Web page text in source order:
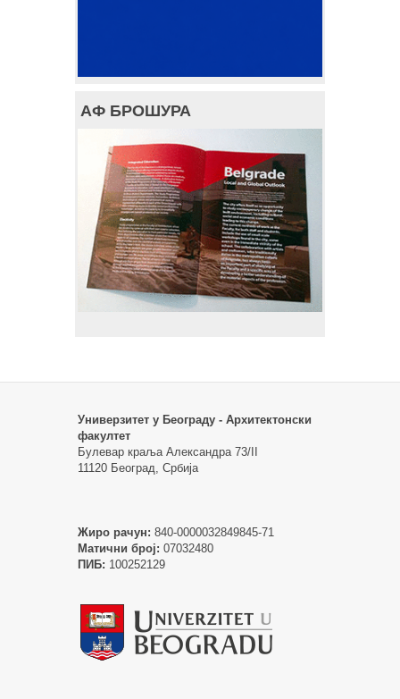
АФ БРОШУРА
Универзитет у Београду - Архитектонски
факултет
Булевар краља Александра 73/II
11120 Београд, Србија
Жиро рачун: 840-0000032849845-71
Матични број: 07032480
ПИБ: 100252129